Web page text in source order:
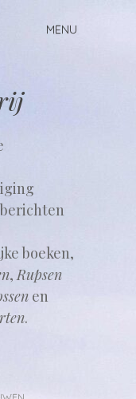
MENU
boeken,
,Rupsen
en
.